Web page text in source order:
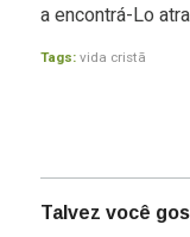
a encontrá-Lo
Tags: vida cristã
Talvez você